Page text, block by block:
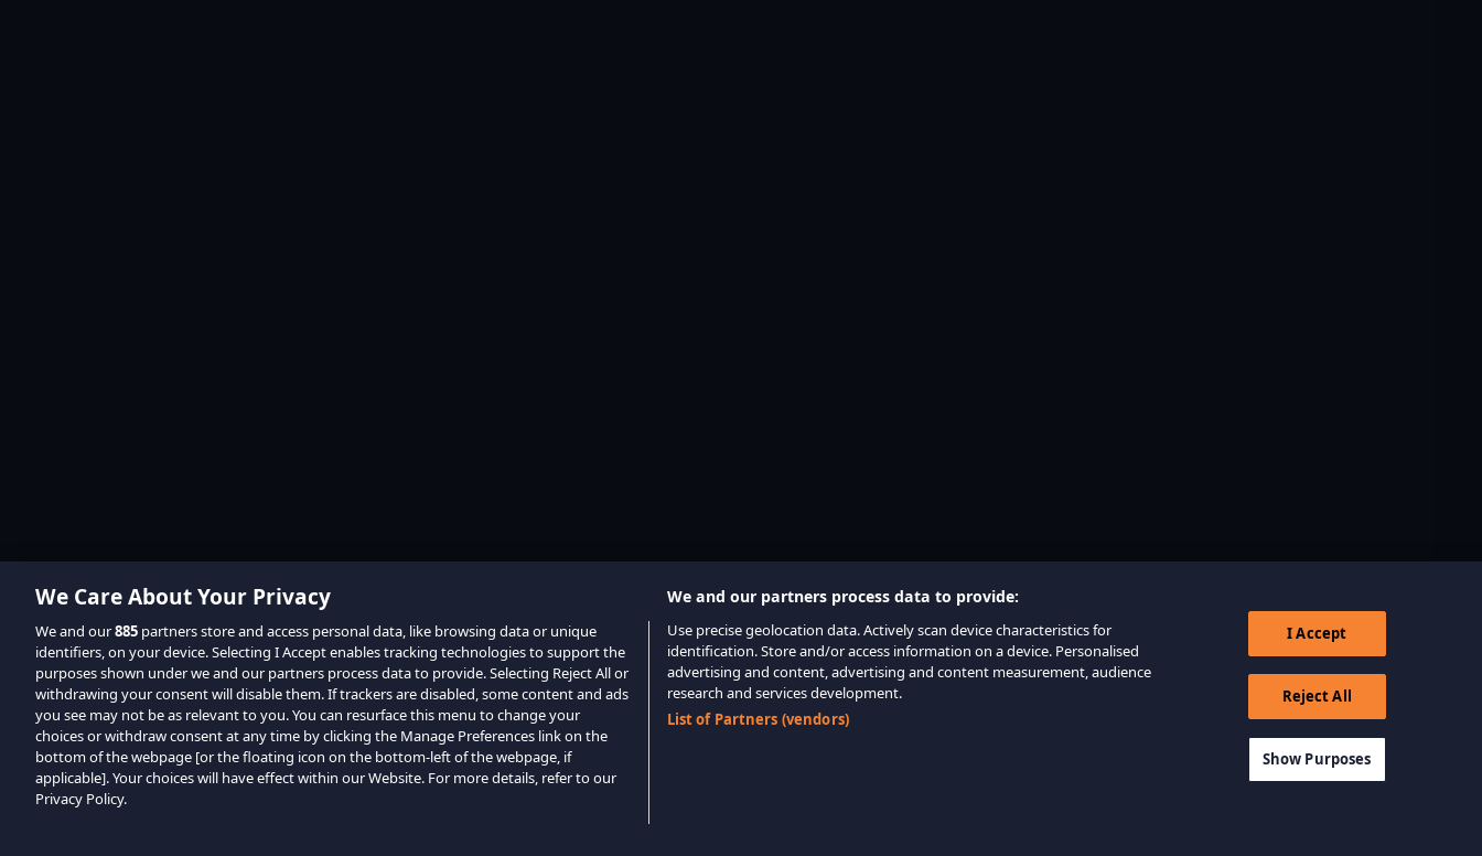
We Care About Your Privacy
We and our885 partners store and access personal data, like browsing data or unique
identifiers, on your device. Selecting I Accept enables tracking technologies to support the
purposes shown under we and our partners process data to provide. Selecting Reject All or
withdrawing your consent will disable them. If trackers are disabled, some content and ads
you see may not be as relevant to you. You can resurface this menu to change your
choices or withdraw consent at any time by clicking the Manage Preferences link on the
bottom of the webpage [or the floating icon on the bottom-left of the webpage, if
applicable]. Your choices will have effect within our Website. For more details, refer to our
Privacy Policy.
We and our partners process data to provide:
Use precise geolocation data. Actively scan device characteristics for
identification. Store and/or access information on a device. Personalised
advertising and content, advertising and content measurement, audience
research and services development.
List of Partners (vendors)
I Accept
Reject All
Show Purposes